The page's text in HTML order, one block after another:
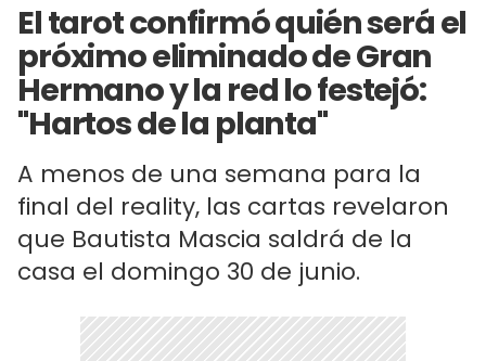
El tarot confirmó quién será el
próximo eliminado de Gran
Hermano y la red lo festejó:
"Hartos de la planta"
A menos de una semana para la
final del reality, las cartas revelaron
que Bautista Mascia saldrá de la
casa el domingo 30 de junio.